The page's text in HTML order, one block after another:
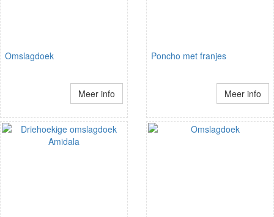
Omslagdoek
Meer info
Poncho met franjes
Meer info